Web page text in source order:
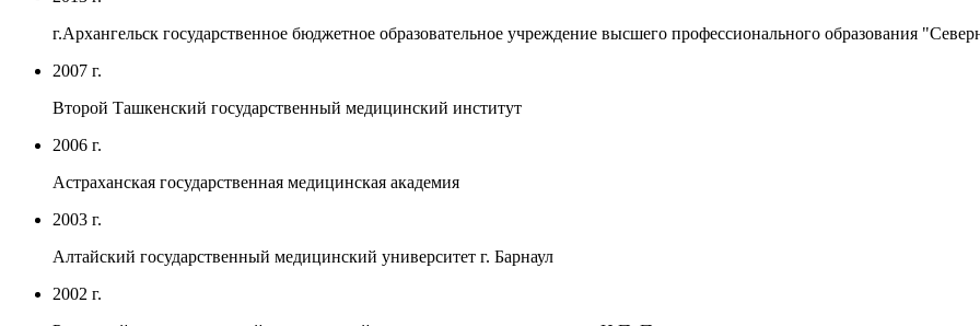
г.Архангельск государственное бюджетное образовательное учреждение высшего профессионального образования
2007 г.
Второй Ташкенский государственный медицинский институт
2006 г.
Астраханская государственная медицинская академия
2003 г.
Алтайский государственный медицинский университет г. Барнаул
2002 г.